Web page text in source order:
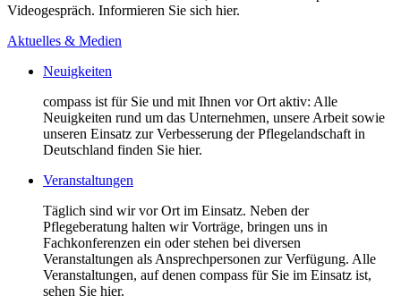
Videogespräch. Informieren Sie sich hier.
Aktuelles & Medien
Neuigkeiten
compass ist für Sie und mit Ihnen vor Ort aktiv: Alle
Neuigkeiten rund um das Unternehmen, unsere Arbeit sowie
unseren Einsatz zur Verbesserung der Pflegelandschaft in
Deutschland finden Sie hier.
Veranstaltungen
Täglich sind wir vor Ort im Einsatz. Neben der
Pflegeberatung halten wir Vorträge, bringen uns in
Fachkonferenzen ein oder stehen bei diversen
Veranstaltungen als Ansprechpersonen zur Verfügung. Alle
Veranstaltungen, auf denen compass für Sie im Einsatz ist,
sehen Sie hier.